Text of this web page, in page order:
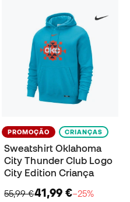
PROMOÇÃO CRIANÇAS
Sweatshirt Oklahoma
City Thunder Club Logo
City Edition Criança
55,99 €41,99 €−25%